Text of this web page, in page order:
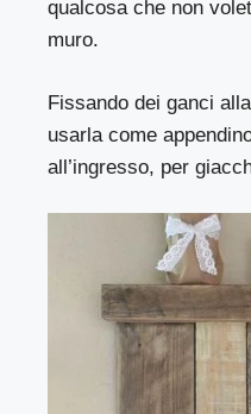
qualcosa che non
muro.
Fissando dei ganci
usarla come
all’ingresso, per